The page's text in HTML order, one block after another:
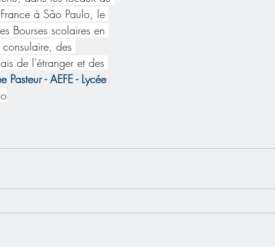
à São Paulo, le
Bourses scolaires en
des
de l'étranger et des
Pasteur - AEFE - Lycée
o